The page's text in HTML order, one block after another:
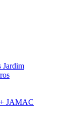
Jardim
+ JAMAC